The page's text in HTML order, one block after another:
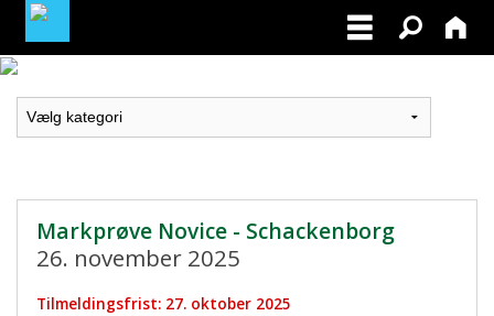
LOGIN / PROFIL
Markprøve Novice - Schackenborg
26. november 2025
Tilmeldingsfrist: 27. oktober 2025